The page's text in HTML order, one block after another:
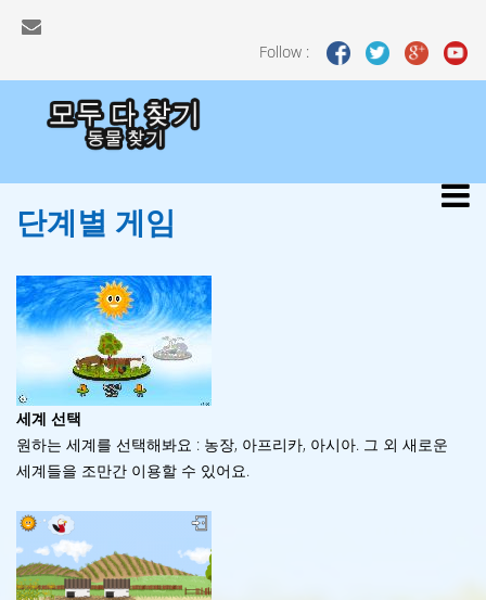
Follow :
단계별 게임
세계 선택
원하는 세계를 선택해봐요 : 농장, 아프리카, 아시아. 그 외 새로운
세계들을 조만간 이용할 수 있어요.